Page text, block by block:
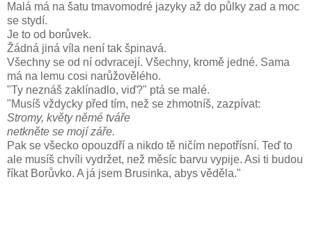
Malá má na šatu tmavomodré jazyky až do půlky zad a moc
se stydí.
Je to od borůvek.
Žádná jiná víla není tak špinavá.
Všechny se od ní odvracejí. Všechny, kromě jedné. Sama
má na lemu cosi narůžovělého.
"Ty neznáš zaklínadlo, viď?" ptá se malé.
"Musíš vždycky před tím, než se zhmotníš, zazpívat:
Stromy, květy němé tváře
netkněte se mojí záře.
Pak se všecko opouzdří a nikdo tě ničím nepotřísní. Teď to
ale musíš chvíli vydržet, než měsíc barvu vypije. Asi ti budou
říkat Borůvko. A já jsem Brusinka, abys věděla."